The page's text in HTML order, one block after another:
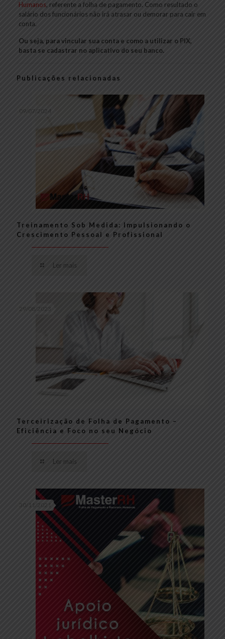
Humanos, referente a folha de pagamento. Como resultado o
salário dos funcionários não irá atrasar ou demorar para cair em
conta.
Ou seja, para vincular sua conta e como a utilizar o PIX,
basta se cadastrar no aplicativo do seu banco.
Publicações relacionadas
09/07/2024
Treinamento Sob Medida: Impulsionando o
Crescimento Pessoal e Profissional
Ler mais
29/08/2023
Terceirização de Folha de Pagamento –
Eficiência e Foco no seu Negócio
Ler mais
30/11/2021